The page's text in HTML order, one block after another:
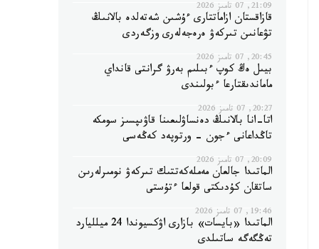
21:09, 07 تامىز 2026
قازاقستان ازاماتتارى ءۇشىن شەتەلدە بالانىڭ
تۋعانىن تىركەۋ ەرەجەلەرى وزگەردى
20:45, 07 تامىز 2026
بيىل ەڭ كوپ ءبىلىم بەرۋ گرانتى قانداي
ماماندىقتارعا ءبولىندى
20:27, 07 تامىز 2026
اتا-انا بالانىڭ دەنساۋلىعىنا قاۋىپسىز سومكە
تاڭداعانى ءجون - ورتوپەد كەڭەسى
20:09, 07 تامىز 2026
الماتىدا جالعان مەملەكەتتىك تىركەۋ نومىرلەرىن
ساتقان كۇدىكتى قولعا ءتۇستى
19:46, 07 تامىز 2026
الماتىدا «بايسات» بازارى اۋكسيوندا 24 ميلليارد
تەڭگەگە ساتىلدى